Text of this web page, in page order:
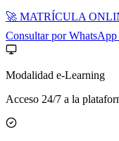
🚀 MATRÍCULA
Consultar por WhatsApp
Modalidad e-Learning
Acceso 24/7 a la